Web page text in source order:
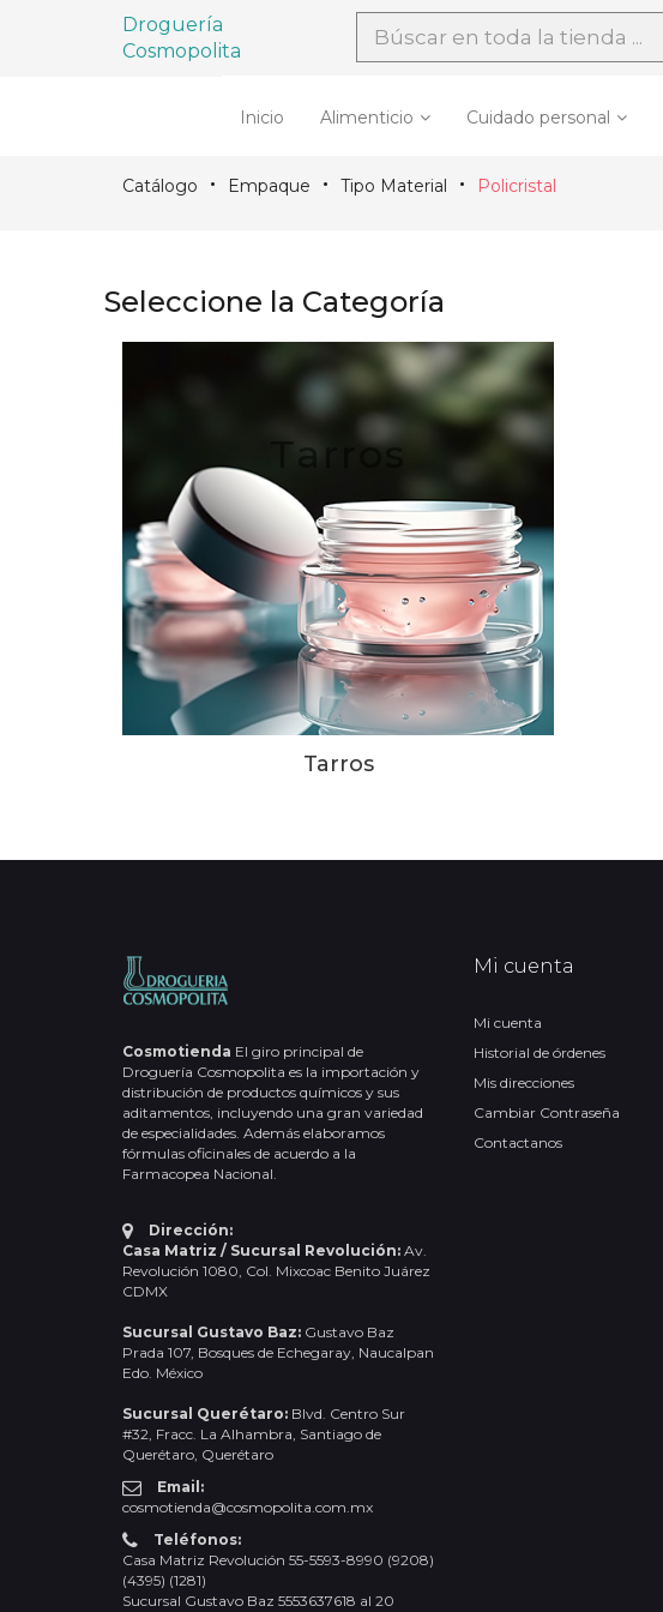
Droguería
Cosmopolita
Inicio Alimenticio Cuidado personal
Catálogo Empaque Tipo Material Policristal
Seleccione la Categoría
Tarros
Tarros
Cosmotienda El giro principal de
Droguería Cosmopolita es la importación y
distribución de productos químicos y sus
aditamentos, incluyendo una gran variedad
de especialidades. Además elaboramos
fórmulas oficinales de acuerdo a la
Farmacopea Nacional.
Dirección:
Casa Matriz / Sucursal Revolución: Av.
Revolución 1080, Col. Mixcoac Benito Juárez
CDMX
Sucursal Gustavo Baz: Gustavo Baz
Prada 107, Bosques de Echegaray, Naucalpan
Edo. México
Sucursal Querétaro: Blvd. Centro Sur
#32, Fracc. La Alhambra, Santiago de
Querétaro, Querétaro
Email:
cosmotienda@cosmopolita.com.mx
Teléfonos:
Casa Matriz Revolución 55-5593-8990 (9208)
(4395) (1281)
Sucursal Gustavo Baz 5553637618 al 20
Mi cuenta
Mi cuenta
Historial de órdenes
Mis direcciones
Cambiar Contraseña
Contactanos